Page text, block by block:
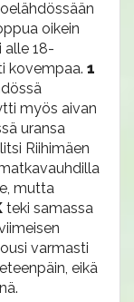
oikein
alle 18-
kovempaa. 1
myös aivan
uransa
Riihimäen
mutta
teki samassa
varmasti
eikä